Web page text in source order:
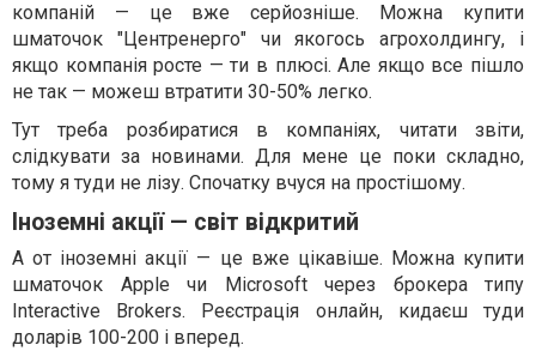
компаній — це вже серйозніше. Можна купити
шматочок "Центренерго" чи якогось агрохолдингу, і
якщо компанія росте — ти в плюсі. Але якщо все пішло
не так — можеш втратити 30-50% легко.
Тут треба розбиратися в компаніях, читати звіти,
слідкувати за новинами. Для мене це поки складно,
тому я туди не лізу. Спочатку вчуся на простішому.
Іноземні акції — світ відкритий
А от іноземні акції — це вже цікавіше. Можна купити
шматочок Apple чи Microsoft через брокера типу
Interactive Brokers. Реєстрація онлайн, кидаєш туди
доларів 100-200 і вперед.